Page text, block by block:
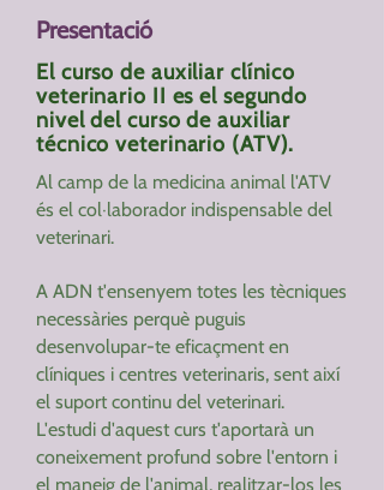
Presentació
El curso de auxiliar clínico
veterinario II es el segundo
nivel del curso de auxiliar
técnico veterinario (ATV).
Al camp de la medicina animal l'ATV
és el col·laborador indispensable del
veterinari.
A ADN t'ensenyem totes les tècniques
necessàries perquè puguis
desenvolupar-te eficaçment en
clíniques i centres veterinaris, sent així
el suport continu del veterinari.
L'estudi d'aquest curs t'aportarà un
coneixement profund sobre l'entorn i
el maneig de l'animal, realitzar-los les